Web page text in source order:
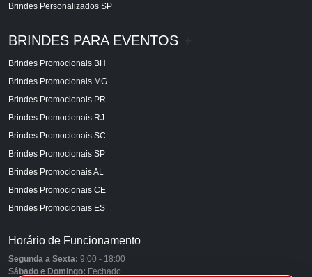
Brindes Personalizados SP
BRINDES PARA EVENTOS
Brindes Promocionais BH
Brindes Promocionais MG
Brindes Promocionais PR
Brindes Promocionais RJ
Brindes Promocionais SC
Brindes Promocionais SP
Brindes Promocionais AL
Brindes Promocionais CE
Brindes Promocionais ES
Horário de Funcionamento
Segunda a Sexta: 9:00 - 18:00
Sábado e Domingo: Fechado